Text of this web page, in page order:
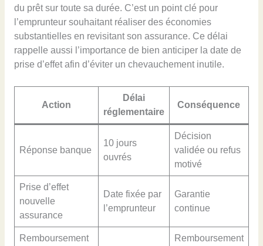
du prêt sur toute sa durée. C’est un point clé pour
l’emprunteur souhaitant réaliser des économies
substantielles en revisitant son assurance. Ce délai
rappelle aussi l’importance de bien anticiper la date de
prise d’effet afin d’éviter un chevauchement inutile.
Action
Délai
réglementaire
Conséquence
Réponse banque
10 jours
ouvrés
Décision
validée ou refus
motivé
Prise d’effet
nouvelle
assurance
Date fixée par
l’emprunteur
Garantie
continue
Remboursement
Remboursement